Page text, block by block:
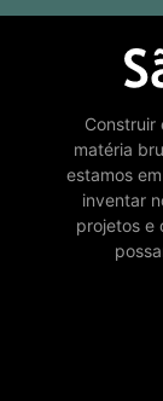
Construir
matéria
estamos
inventar
projetos e